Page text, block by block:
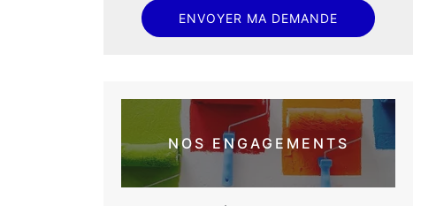
NOS ENGAGEMENTS